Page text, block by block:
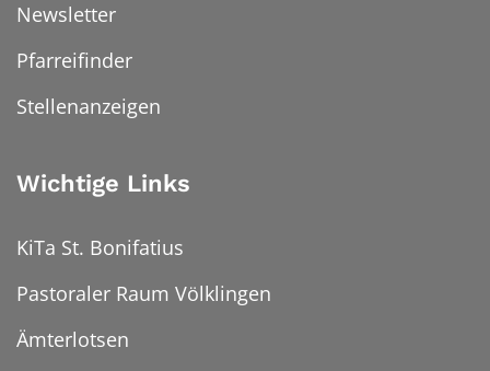
Newsletter
Pfarreifinder
Stellenanzeigen
Wichtige Links
KiTa St. Bonifatius
Pastoraler Raum Völklingen
Ämterlotsen